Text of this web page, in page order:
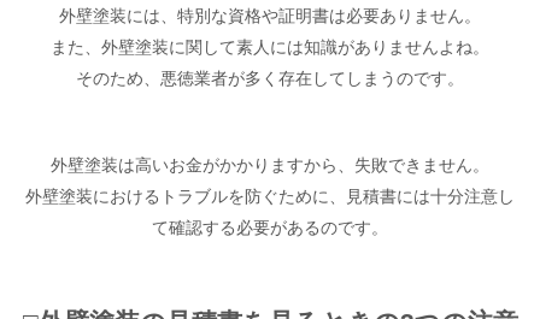
外壁塗装には、特別な資格や証明書は必要ありません。
また、外壁塗装に関して素人には知識がありませんよね。
そのため、悪徳業者が多く存在してしまうのです。
外壁塗装は高いお金がかかりますから、失敗できません。
外壁塗装におけるトラブルを防ぐために、見積書には十分注意し
て確認する必要があるのです。